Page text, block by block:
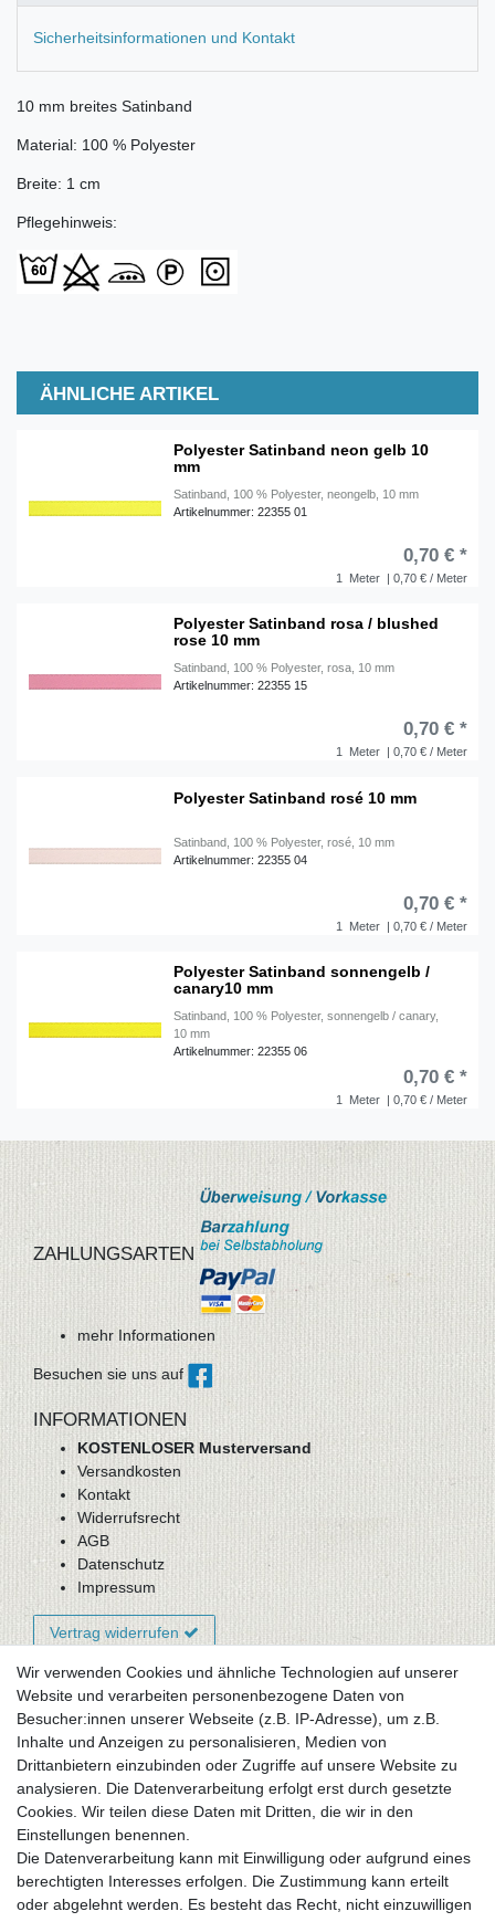
Sicherheitsinformationen und Kontakt
10 mm breites Satinband
Material: 100 % Polyester
Breite: 1 cm
Pflegehinweis:
ÄHNLICHE ARTIKEL
Polyester Satinband neon gelb 10
mm
Satinband, 100 % Polyester, neongelb, 10 mm
Artikelnummer: 22355 01
1 Meter | 0,70 € / Meter
0,70 € *
Polyester Satinband rosa / blushed
rose 10 mm
Satinband, 100 % Polyester, rosa, 10 mm
Artikelnummer: 22355 15
1 Meter | 0,70 € / Meter
0,70 € *
Polyester Satinband rosé 10 mm
Satinband, 100 % Polyester, rosé, 10 mm
Artikelnummer: 22355 04
1 Meter | 0,70 € / Meter
0,70 € *
Polyester Satinband sonnengelb /
canary10 mm
Satinband, 100 % Polyester, sonnengelb / canary,
10 mm
Artikelnummer: 22355 06
1 Meter | 0,70 € / Meter
0,70 € *
ZAHLUNGSARTEN
mehr Informationen
Besuchen sie uns auf
INFORMATIONEN
KOSTENLOSER Musterversand
Versandkosten
Kontakt
Widerrufsrecht
AGB
Datenschutz
Impressum
Vertrag widerrufen
Newsletter-Anmeldung
FAQ / Fragen
Mein Warenkorb
Mein Merkzettel
Mein Konto
UNSER LADENGESCHÄFT
Gottlieb-Daimler-Str. 10
33334 Gütersloh
Wir verwenden Cookies und ähnliche Technologien auf unserer
Website und verarbeiten personenbezogene Daten von
Besucher:innen unserer Webseite (z.B. IP-Adresse), um z.B.
Inhalte und Anzeigen zu personalisieren, Medien von
Drittanbietern einzubinden oder Zugriffe auf unsere Website zu
analysieren. Die Datenverarbeitung erfolgt erst durch gesetzte
Cookies. Wir teilen diese Daten mit Dritten, die wir in den
Einstellungen benennen.
Die Datenverarbeitung kann mit Einwilligung oder aufgrund eines
berechtigten Interesses erfolgen. Die Zustimmung kann erteilt
oder abgelehnt werden. Es besteht das Recht, nicht einzuwilligen